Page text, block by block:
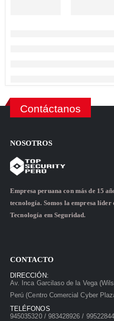
Contáctanos
NOSOTROS
Empresa peruana con más de 15
tecnología. Somos la empresa líder
Tecnología em Seguridad.
CONTACTO
DIRECCIÓN:
Av. Inca Garcilaso de la Vega
Perú (Centro Comercial Cyber
TELÉFONOS
945035320 / 983428926 /